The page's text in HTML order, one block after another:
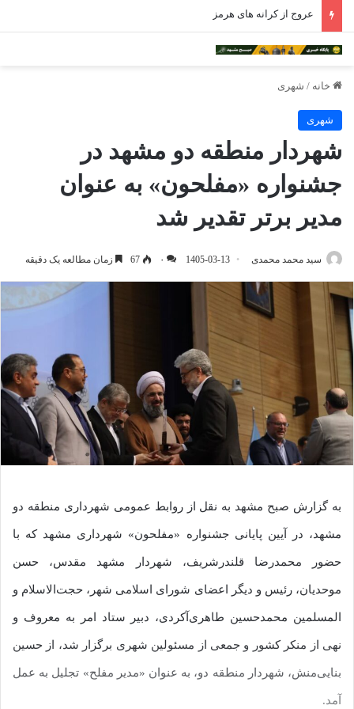
عروج از کرانه های هرمز
خانه / شهری
شهری
شهردار منطقه دو مشهد در
جشنواره «مفلحون» به عنوان
مدیر برتر تقدیر شد
سید محمد محمدی 1405-03-13 ۰ 67 زمان مطالعه یک دقیقه
به گزارش صبح مشهد به نقل از روابط عمومی شهرداری منطقه دو
مشهد، در آیین پایانی جشنواره «مفلحون» شهرداری مشهد که با
حضور محمدرضا قلندرشریف، شهردار مشهد مقدس، حسن
موحدیان، رئیس و دیگر اعضای شورای اسلامی شهر، حجت‌الاسلام و
المسلمین محمدحسین طاهری‌آکردی، دبیر ستاد امر به معروف و
نهی از منکر کشور و جمعی از مسئولین شهری برگزار شد، از حسین
بنایی‌منش، شهردار منطقه دو، به عنوان «مدیر مفلح» تجلیل به عمل
آمد.